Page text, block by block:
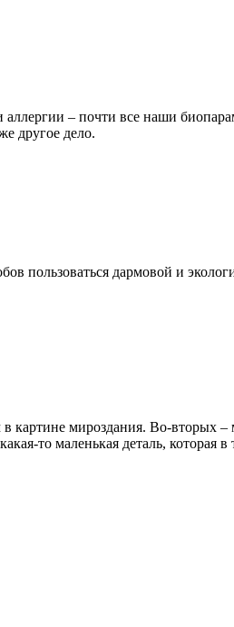
– почти все наши
другое дело.
пользоваться дармовой и
картине мироздания. Во-вторых
то маленькая деталь,